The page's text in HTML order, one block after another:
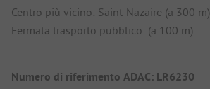
Centro più vicino: Saint-Nazaire (a 300 m)
Fermata trasporto pubblico: (a 100 m)
Numero di riferimento ADAC: LR6230